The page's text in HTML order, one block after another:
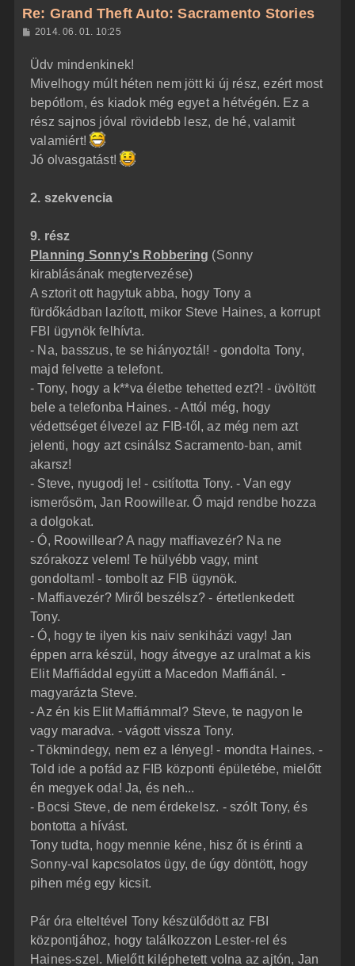
Re: Grand Theft Auto: Sacramento Stories
H
z
s
z
ó
l
s
2014. 06. 01. 10:25
Üdv mindenkinek!
Mivelhogy múlt héten nem jött ki új rész, ezért most
bepótlom, és kiadok még egyet a hétvégén. Ez a
rész sajnos jóval rövidebb lesz, de hé, valamit
valamiért!
Jó olvasgatást!
2. szekvencia
9. rész
Planning Sonny's Robbering (Sonny
kirablásának megtervezése)
A sztorit ott hagytuk abba, hogy Tony a
fürdőkádban lazított, mikor Steve Haines, a korrupt
FBI ügynök felhívta.
- Na, basszus, te se hiányoztál! - gondolta Tony,
majd felvette a telefont.
- Tony, hogy a k**va életbe tehetted ezt?! - üvöltött
bele a telefonba Haines. - Attól még, hogy
védettséget élvezel az FIB-től, az még nem azt
jelenti, hogy azt csinálsz Sacramento-ban, amit
akarsz!
- Steve, nyugodj le! - csitította Tony. - Van egy
ismerősöm, Jan Roowillear. Ő majd rendbe hozza
a dolgokat.
- Ó, Roowillear? A nagy maffiavezér? Na ne
szórakozz velem! Te hülyébb vagy, mint
gondoltam! - tombolt az FIB ügynök.
- Maffiavezér? Miről beszélsz? - értetlenkedett
Tony.
- Ó, hogy te ilyen kis naiv senkiházi vagy! Jan
éppen arra készül, hogy átvegye az uralmat a kis
Elit Maffiáddal együtt a Macedon Maffiánál. -
magyarázta Steve.
- Az én kis Elit Maffiámmal? Steve, te nagyon le
vagy maradva. - vágott vissza Tony.
- Tökmindegy, nem ez a lényeg! - mondta Haines. -
Told ide a pofád az FIB központi épületébe, mielőtt
én megyek oda! Ja, és neh...
- Bocsi Steve, de nem érdekelsz. - szólt Tony, és
bontotta a hívást.
Tony tudta, hogy mennie kéne, hisz őt is érinti a
Sonny-val kapcsolatos ügy, de úgy döntött, hogy
pihen még egy kicsit.
Pár óra elteltével Tony készülődött az FBI
központjához, hogy találkozzon Lester-rel és
Haines-szel. Mielőtt kiléphetett volna az ajtón, Jan